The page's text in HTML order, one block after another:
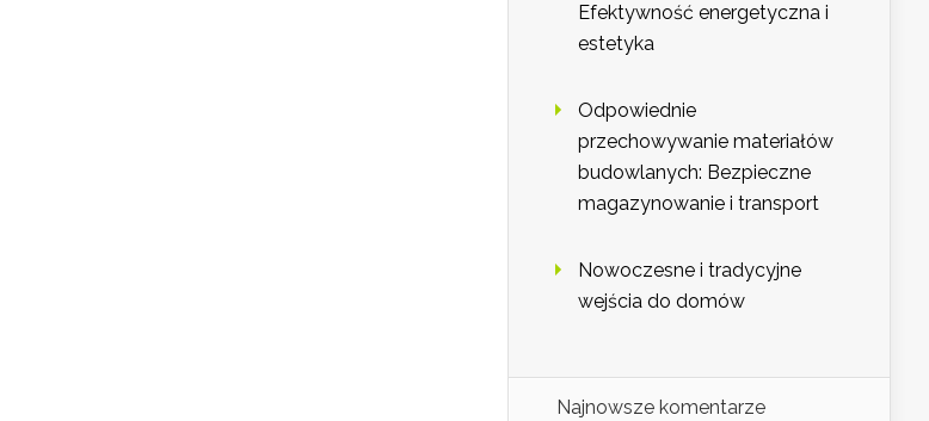
Efektywność energetyczna i
estetyka
Odpowiednie
przechowywanie materiałów
budowlanych: Bezpieczne
magazynowanie i transport
Nowoczesne i tradycyjne
wejścia do domów
Najnowsze komentarze